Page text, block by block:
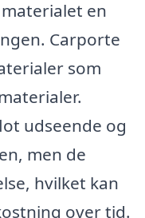
en
Carporte
som
udseende og
men de
hvilket kan
over tid.